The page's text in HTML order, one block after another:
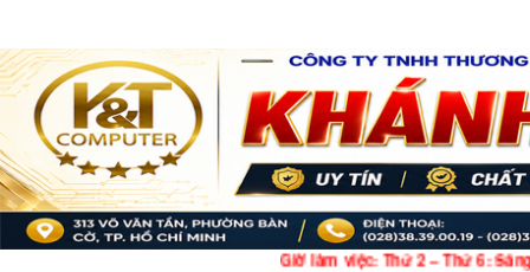
Giờ làm việc: Thứ 2 – Thứ 6: Sáng 8h15 - 12h,